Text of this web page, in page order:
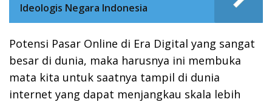
Ideologis Negara Indonesia
Potensi Pasar Online di Era Digital yang sangat
besar di dunia, maka harusnya ini membuka
mata kita untuk saatnya tampil di dunia
internet yang dapat menjangkau skala lebih